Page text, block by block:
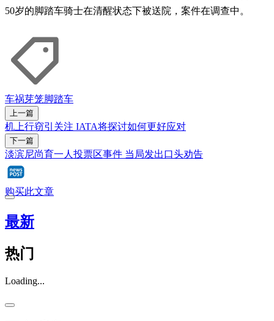
50岁的脚踏车骑士在清醒状态下被送院，案件在调查中。
车祸芽笼脚踏车
上一篇
机上行窃引关注 IATA将探讨如何更好应对
下一篇
淡滨尼尚育一人投票区事件 当局发出口头劝告
购买此文章
最新
热门
Loading...